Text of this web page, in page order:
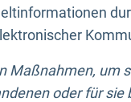
um
oder für sie